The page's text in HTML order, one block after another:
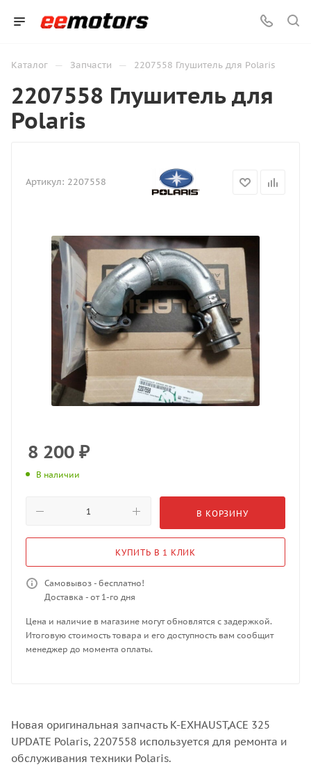
Каталог — Запчасти — 2207558 Глушитель для Polaris
2207558 Глушитель для
Polaris
Артикул: 2207558
8 200 ₽
В наличии
В КОРЗИНУ
КУПИТЬ В 1 КЛИК
Самовывоз - бесплатно!
Доставка - от 1-го дня
Цена и наличие в магазине могут обновлятся с задержкой.
Итоговую стоимость товара и его доступность вам сообщит
менеджер до момента оплаты.
Новая оригинальная запчасть K-EXHAUST,ACE 325
UPDATE Polaris, 2207558 используется для ремонта и
обслуживания техники Polaris.